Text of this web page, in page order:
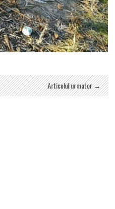
Articolul urmator →